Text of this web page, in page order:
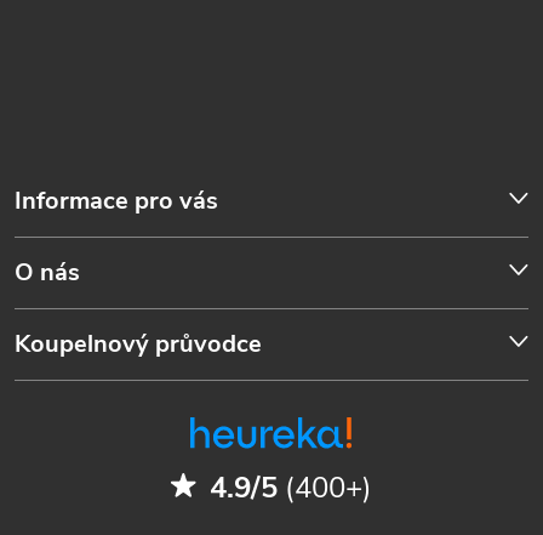
Informace pro vás
O nás
Koupelnový průvodce
4.9/5 (400+)